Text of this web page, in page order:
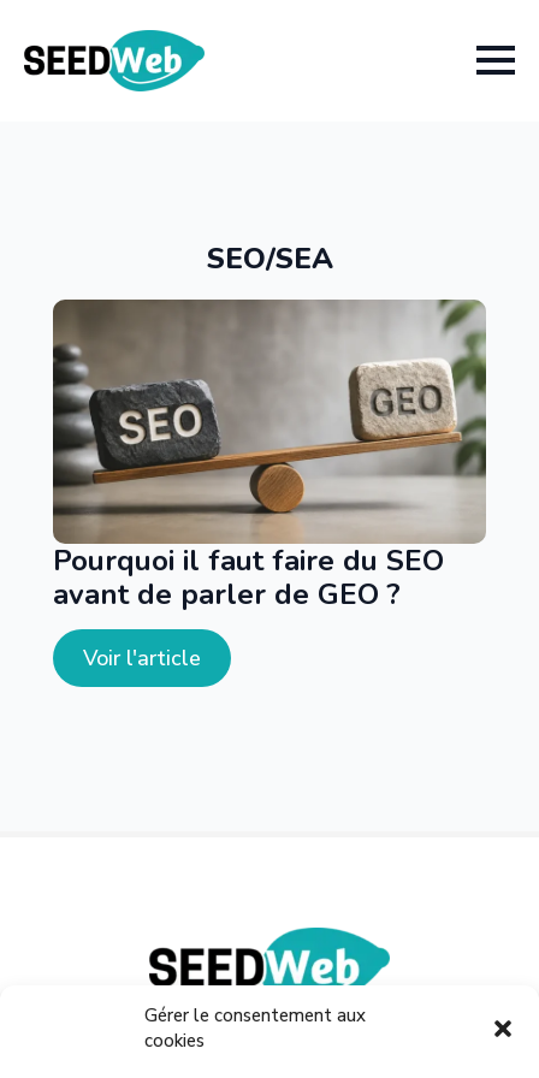
Gérer le consentement aux
cookies
SEO/SEA
Pourquoi il faut faire du SEO
avant de parler de GEO ?
Voir l'article